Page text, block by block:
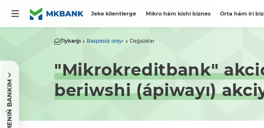
Jeke klientlerge Mikro hám kishi biznes Orta hám iri
MENIŃ BANKIM
Tiykarǵı Baspasóz orayı Daǵazalar
"Mikrokreditbank"
beriwshi (ápiwayı)